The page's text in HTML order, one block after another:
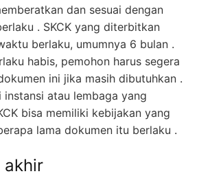
dan sesuai dengan
. SKCK yang diterbitkan
berlaku, umumnya 6 bulan .
habis, pemohon harus segera
ini jika masih dibutuhkan .
instansi atau lembaga yang
bisa memiliki kebijakan yang
lama dokumen itu berlaku .
akhir